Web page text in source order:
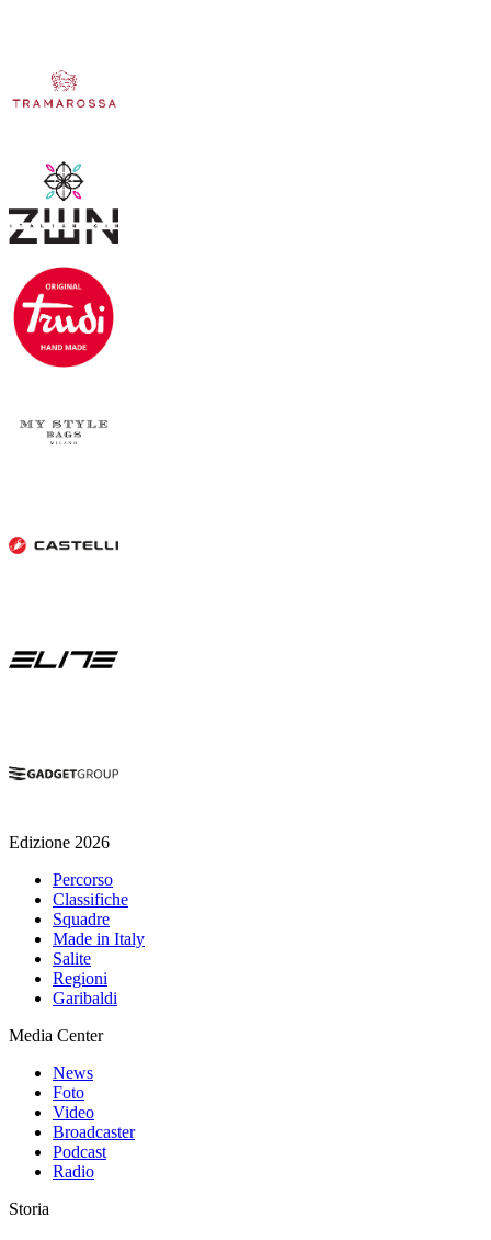
Edizione 2026
Percorso
Classifiche
Squadre
Made in Italy
Salite
Regioni
Garibaldi
Media Center
News
Foto
Video
Broadcaster
Podcast
Radio
Storia